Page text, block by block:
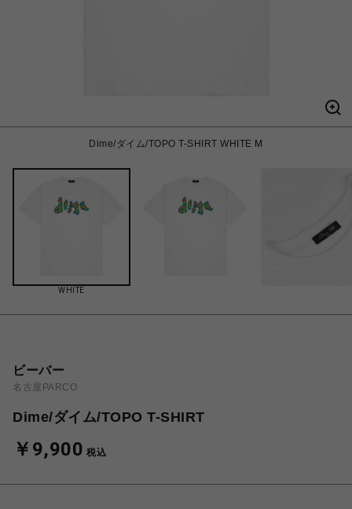
Dime/ダイム/TOPO T-SHIRT WHITE M
WHITE
ビーバー
名古屋PARCO
Dime/ダイム/TOPO T-SHIRT
￥9,900 税込